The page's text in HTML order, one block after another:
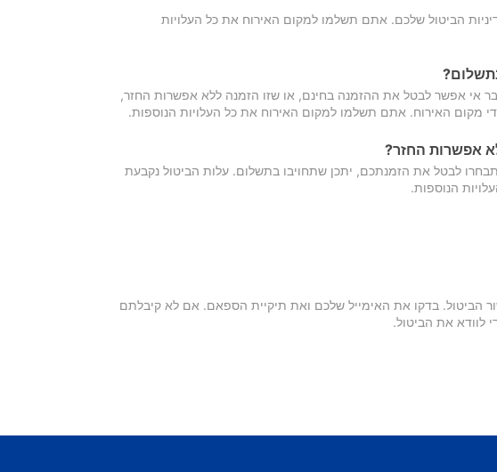
הביטול שלכם. אתם תשלמו למקום האירוח את כל העלויות
אי אפשר לבטל את ההזמנה בחינם, או שזו הזמנה ללא אפשרות החזר,
מקום האירוח. אתם תשלמו למקום האירוח את כל העלויות הנוספות.
אפשרות החזר?
לבטל את הזמנתכם, יתכן שתחויבו בתשלום. עלות הביטול נקבעת
הנוספות.
הביטול. בדקו את האימייל שלכם ואת תיקיית הספאם. אם לא קיבלתם